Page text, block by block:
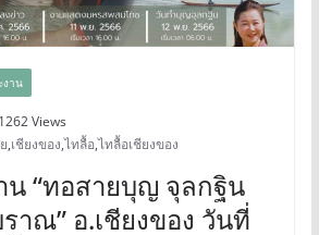
งาน
1262 Views
,เชียงของ,ไทลื้อ,ไทลื้อเชียงของ
น “ทอสายบุญ จุลกฐิน
าณ” อ.เชียงของ วันที่